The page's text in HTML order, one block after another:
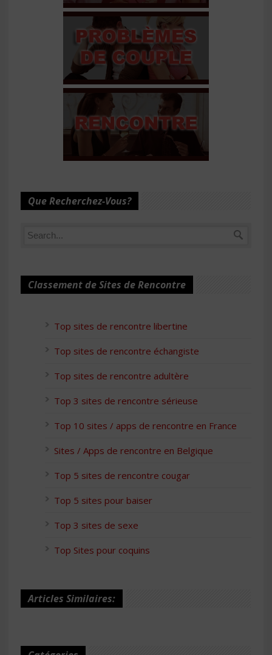
Que Recherchez-Vous?
Classement de Sites de Rencontre
Top sites de rencontre libertine
Top sites de rencontre échangiste
Top sites de rencontre adultère
Top 3 sites de rencontre sérieuse
Top 10 sites / apps de rencontre en France
Sites / Apps de rencontre en Belgique
Top 5 sites de rencontre cougar
Top 5 sites pour baiser
Top 3 sites de sexe
Top Sites pour coquins
Articles Similaires: